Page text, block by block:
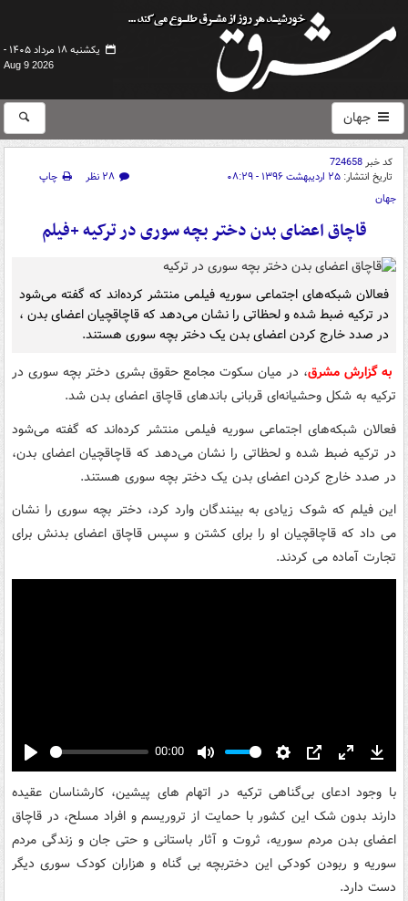
یکشنبه ۱۸ مرداد ۱۴۰۵ -
Aug 9 2026
جهان
کد خبر724658
تاریخ انتشار: ۲۵ اردیبهشت ۱۳۹۶ - ۰۸:۲۹ ۲۸ نظر
چاپ
جهان
قاچاق اعضای بدن دختر بچه سوری در ترکیه +فیلم
فعالان شبکه‌های اجتماعی سوریه فیلمی منتشر کرده‌اند که گفته می‌شود
در ترکیه ضبط شده و لحظاتی را نشان می‌دهد که قاچاقچیان اعضای بدن ،
در صدد خارج کردن اعضای بدن یک دختر بچه سوری هستند.
به گزارش مشرق، در میان سکوت مجامع حقوق بشری دختر بچه سوری در
ترکیه به شکل وحشیانه‌ای قربانی باندهای قاچاق اعضای بدن شد.
فعالان شبکه‌های اجتماعی سوریه فیلمی منتشر کرده‌اند که گفته می‌شود
در ترکیه ضبط شده و لحظاتی را نشان می‌دهد که قاچاقچیان اعضای بدن،
در صدد خارج کردن اعضای بدن یک دختر بچه سوری هستند.
این فیلم که شوک زیادی به بینندگان وارد کرد، دختر بچه سوری را نشان
می داد که قاچاقچیان او را برای کشتن و سپس قاچاق اعضای بدنش برای
تجارت آماده می کردند.
Play
00:00
Mute Settings
PIP Enter
fullscreen
با وجود ادعای بی‌گناهی ترکیه در اتهام های پیشین، کارشناسان عقیده
دارند بدون شک این کشور با حمایت از تروریسم و افراد مسلح، در قاچاق
اعضای بدن مردم سوریه، ثروت و آثار باستانی و حتی جان و زندگی مردم
سوریه و ربودن کودکی این دختربچه بی گناه و هزاران کودک سوری دیگر
دست دارد.